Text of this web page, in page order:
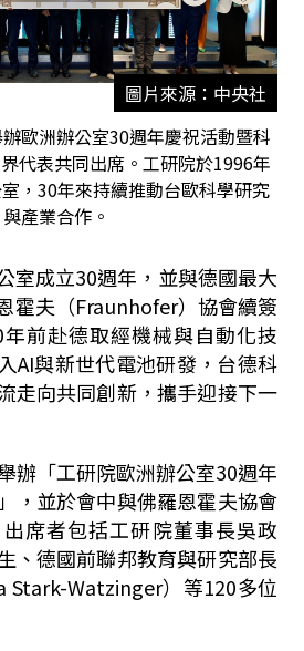
圖片來源：中央社
歐洲辦公室30週年慶祝活動暨科
代表共同出席。工研院於1996年
，30年來持續推動台歐科學研究
與產業合作。
室成立30週年，並與德國最大
霍夫（Fraunhofer）協會續簽
前赴德取經機械與自動化技
AI與新世代電池研發，台德科
走向共同創新，攜手迎接下一
辦「工研院歐洲辦公室30週年
，並於會中與佛羅恩霍夫協會
席者包括工研院董事長吳政
、德國前聯邦教育與研究部長
Stark-Watzinger）等120多位